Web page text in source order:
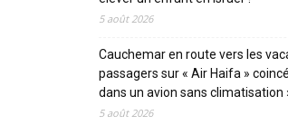
5 août 2026
Cauchemar en route vers les
passagers sur « Air Haifa »
dans un avion sans climatisation
5 août 2026